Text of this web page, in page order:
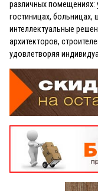
различных помещениях:
гостиницах, больницах,
интеллектуальные
архитекторов,
удовлетворяя